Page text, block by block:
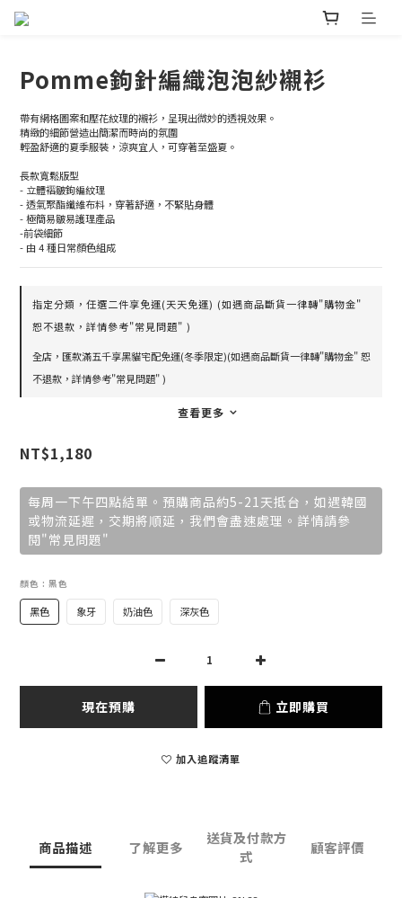
Pomme鉤針編織泡泡紗襯衫
帶有網格圖案和壓花紋理的襯衫，呈現出微妙的透視效果。
精緻的細節營造出簡潔而時尚的氛圍
輕盈舒適的夏季服裝，涼爽宜人，可穿著至盛夏。
長款寬鬆版型
- 立體褶皺鉤編紋理
- 透氣聚酯纖維布料，穿著舒適，不緊貼身體
- 極簡易皺易護理產品
-前袋細節
- 由 4 種日常顏色組成
指定分類，任選二件享免運(天天免運) (如遇商品斷貨一律轉"購物金"
恕不退款，詳情參考"常見問題" )
全店，匯款滿五千享黑貓宅配免運(冬季限定)(如遇商品斷貨一律轉"購物金" 恕
不退款，詳情參考"常見問題" )
查看更多
NT$1,180
每周一下午四點結單。預購商品約5-21天抵台，如遇韓國
或物流延遲，交期將順延，我們會盡速處理。詳情請參
閱"常見問題"
顏色 : 黑色
黑色 象牙 奶油色 深灰色
現在預購 立即購買
加入追蹤清單
商品描述 了解更多
送貨及付款方
式
顧客評價